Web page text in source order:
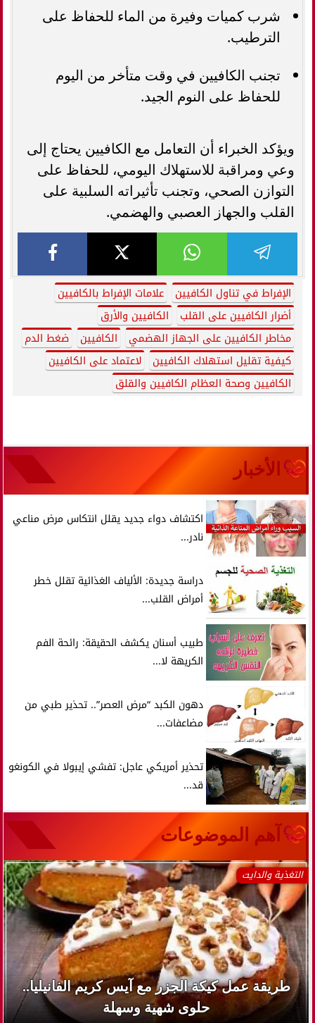
شرب كميات وفيرة من الماء للحفاظ على
الترطيب.
تجنب الكافيين في وقت متأخر من اليوم
للحفاظ على النوم الجيد.
ويؤكد الخبراء أن التعامل مع الكافيين يحتاج إلى
وعي ومراقبة للاستهلاك اليومي، للحفاظ على
التوازن الصحي، وتجنب تأثيراته السلبية على
القلب والجهاز العصبي والهضمي.
الإفراط في تناول الكافيين
علامات الإفراط بالكافيين
أضرار الكافيين على القلب
الكافيين والأرق
مخاطر الكافيين على الجهاز الهضمي
الكافيين
ضغط الدم
كيفية تقليل استهلاك الكافيين
لاعتماد على الكافيين
الكافيين وصحة العظام الكافيين والقلق
الأخبار
اكتشاف دواء جديد يقلل انتكاس مرض مناعي
نادر...
دراسة جديدة: الألياف الغذائية تقلل خطر
أمراض القلب...
طبيب أسنان يكشف الحقيقة: رائحة الفم
الكريهة لا...
دهون الكبد “مرض العصر”.. تحذير طبي من
مضاعفات...
تحذير أمريكي عاجل: تفشي إيبولا في الكونغو
قد...
آهم الموضوعات
التغذية والدايت
طريقة عمل كيكة الجزر مع آيس كريم الفانيليا..
حلوى شهية وسهلة